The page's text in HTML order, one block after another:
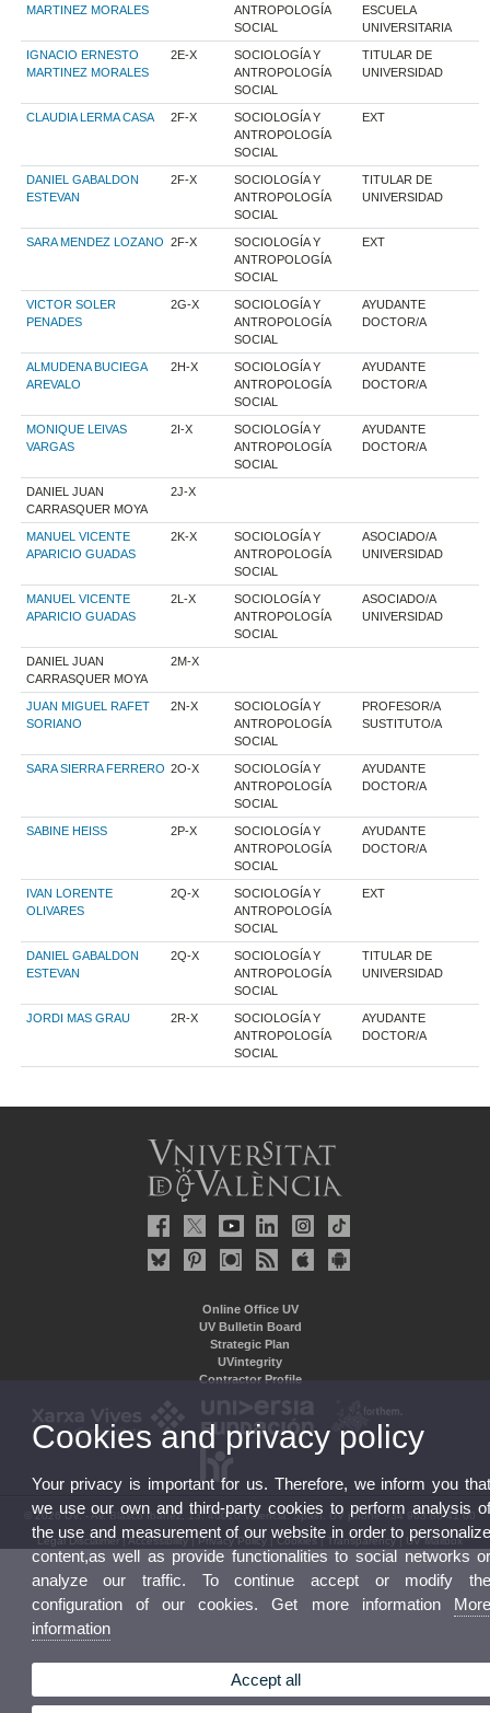
MARTINEZ MORALES
ANTROPOLOGÍA
SOCIAL
ESCUELA
UNIVERSITARIA
IGNACIO ERNESTO
MARTINEZ MORALES
2E-X
SOCIOLOGÍA Y
ANTROPOLOGÍA
SOCIAL
TITULAR DE
UNIVERSIDAD
CLAUDIA LERMA CASA 2F-X
SOCIOLOGÍA Y
ANTROPOLOGÍA
SOCIAL
EXT
DANIEL GABALDON
ESTEVAN
2F-X
SOCIOLOGÍA Y
ANTROPOLOGÍA
SOCIAL
TITULAR DE
UNIVERSIDAD
SARA MENDEZ LOZANO 2F-X
SOCIOLOGÍA Y
ANTROPOLOGÍA
SOCIAL
EXT
VICTOR SOLER
PENADES
2G-X
SOCIOLOGÍA Y
ANTROPOLOGÍA
SOCIAL
AYUDANTE
DOCTOR/A
ALMUDENA BUCIEGA
AREVALO
2H-X
SOCIOLOGÍA Y
ANTROPOLOGÍA
SOCIAL
AYUDANTE
DOCTOR/A
MONIQUE LEIVAS
VARGAS
2I-X
SOCIOLOGÍA Y
ANTROPOLOGÍA
SOCIAL
AYUDANTE
DOCTOR/A
DANIEL JUAN
CARRASQUER MOYA
2J-X
MANUEL VICENTE
APARICIO GUADAS
2K-X
SOCIOLOGÍA Y
ANTROPOLOGÍA
SOCIAL
ASOCIADO/A
UNIVERSIDAD
MANUEL VICENTE
APARICIO GUADAS
2L-X
SOCIOLOGÍA Y
ANTROPOLOGÍA
SOCIAL
ASOCIADO/A
UNIVERSIDAD
DANIEL JUAN
CARRASQUER MOYA
2M-X
JUAN MIGUEL RAFET
SORIANO
2N-X
SOCIOLOGÍA Y
ANTROPOLOGÍA
SOCIAL
PROFESOR/A
SUSTITUTO/A
SARA SIERRA FERRERO 2O-X
SOCIOLOGÍA Y
ANTROPOLOGÍA
SOCIAL
AYUDANTE
DOCTOR/A
SABINE HEISS 2P-X
SOCIOLOGÍA Y
ANTROPOLOGÍA
SOCIAL
AYUDANTE
DOCTOR/A
IVAN LORENTE
OLIVARES
2Q-X
SOCIOLOGÍA Y
ANTROPOLOGÍA
SOCIAL
EXT
DANIEL GABALDON
ESTEVAN
2Q-X
SOCIOLOGÍA Y
ANTROPOLOGÍA
SOCIAL
TITULAR DE
UNIVERSIDAD
JORDI MAS GRAU 2R-X
SOCIOLOGÍA Y
ANTROPOLOGÍA
SOCIAL
AYUDANTE
DOCTOR/A
Online Office UV
UV Bulletin Board
Strategic Plan
UVintegrity
Contractor Profile
© 2026 UV. - Av. Blasco Ibáñez, 13. 46010 Valencia. Spain. UV phone +34 963 86 41 00
Legal Disclaimer |Accessibility|Privacy Policy | Cookies| Transparency| UV Mailbox
Cookies and privacy policy
Your privacy is important for us. Therefore, we inform you
we use our own and third-party cookies to perform analysis
the use and measurement of our website in order to
content,as well as provide functionalities to social networks
analyze our traffic. To continue accept or modify
configuration of our cookies. Get more information
information
Accept all